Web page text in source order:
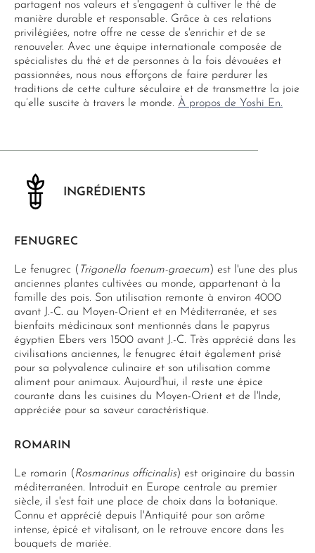
partagent nos valeurs et s'engagent à cultiver le thé de
manière durable et responsable. Grâce à ces relations
privilégiées, notre offre ne cesse de s'enrichir et de se
renouveler. Avec une équipe internationale composée de
spécialistes du thé et de personnes à la fois dévouées et
passionnées, nous nous efforçons de faire perdurer les
traditions de cette culture séculaire et de transmettre la joie
qu’elle suscite à travers le monde. À propos de Yoshi En.
INGRÉDIENTS
FENUGREC
Le fenugrec ( Trigonella foenum-graecum) est l'une des plus
anciennes plantes cultivées au monde, appartenant à la
famille des pois. Son utilisation remonte à environ 4000
avant J.-C. au Moyen-Orient et en Méditerranée, et ses
bienfaits médicinaux sont mentionnés dans le papyrus
égyptien Ebers vers 1500 avant J.-C. Très apprécié dans les
civilisations anciennes, le fenugrec était également prisé
pour sa polyvalence culinaire et son utilisation comme
aliment pour animaux. Aujourd'hui, il reste une épice
courante dans les cuisines du Moyen-Orient et de l'Inde,
appréciée pour sa saveur caractéristique.
ROMARIN
Le romarin ( Rosmarinus officinalis) est originaire du bassin
méditerranéen. Introduit en Europe centrale au premier
siècle, il s'est fait une place de choix dans la botanique.
Connu et apprécié depuis l'Antiquité pour son arôme
intense, épicé et vitalisant, on le retrouve encore dans les
bouquets de mariée.